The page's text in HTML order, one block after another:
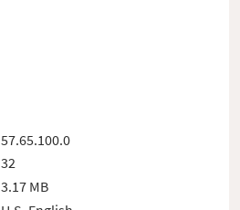
57.65.100.0
32
3.17 MB